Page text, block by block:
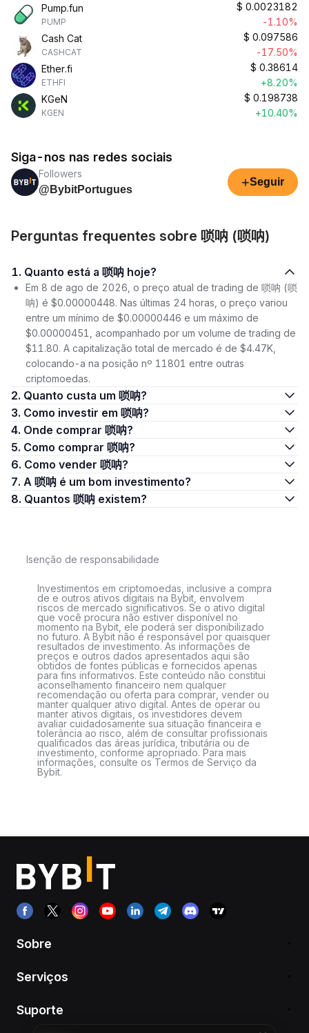
Pump.fun
PUMP
$ 0.0023182
-1.10%
Cash Cat
CASHCAT
$ 0.097586
-17.50%
Ether.fi
ETHFI
$ 0.38614
+8.20%
KGeN
KGEN
$ 0.198738
+10.40%
Siga-nos nas redes sociais
Followers
@BybitPortugues
+Seguir
Perguntas frequentes sobre 唢呐 (唢呐)
1. Quanto está a 唢呐 hoje?
Em 8 de ago de 2026, o preço atual de trading de 唢呐 (唢
呐) é $0.00000448. Nas últimas 24 horas, o preço variou
entre um mínimo de $0.00000446 e um máximo de
$0.00000451, acompanhado por um volume de trading de
$11.80. A capitalização total de mercado é de $4.47K,
colocando-a na posição nº 11801 entre outras
criptomoedas.
2. Quanto custa um 唢呐?
3. Como investir em 唢呐?
4. Onde comprar 唢呐?
5. Como comprar 唢呐?
6. Como vender 唢呐?
7. A 唢呐 é um bom investimento?
8. Quantos 唢呐 existem?
Isenção de responsabilidade
Investimentos em criptomoedas, inclusive a compra
de e outros ativos digitais na Bybit, envolvem
riscos de mercado significativos. Se o ativo digital
que você procura não estiver disponível no
momento na Bybit, ele poderá ser disponibilizado
no futuro. A Bybit não é responsável por quaisquer
resultados de investimento. As informações de
preços e outros dados apresentados aqui são
obtidos de fontes públicas e fornecidos apenas
para fins informativos. Este conteúdo não constitui
aconselhamento financeiro nem qualquer
recomendação ou oferta para comprar, vender ou
manter qualquer ativo digital. Antes de operar ou
manter ativos digitais, os investidores devem
avaliar cuidadosamente sua situação financeira e
tolerância ao risco, além de consultar profissionais
qualificados das áreas jurídica, tributária ou de
investimento, conforme apropriado. Para mais
informações, consulte os Termos de Serviço da
Bybit.
Sobre
Serviços
Suporte